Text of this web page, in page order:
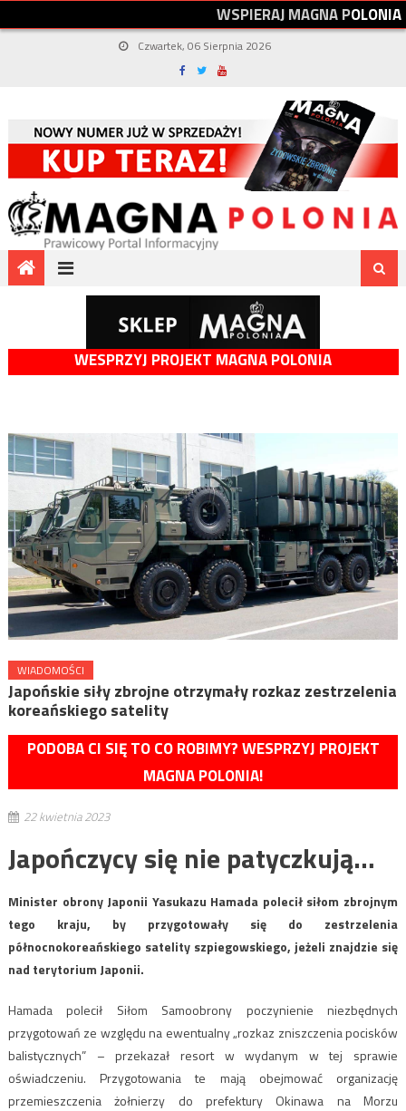
WSPIERAJMAGNAPOLONIA
Czwartek, 06 Sierpnia 2026
WESPRZYJ PROJEKT MAGNA POLONIA
WIADOMOŚCI
Japońskie siły zbrojne otrzymały rozkaz zestrzelenia
koreańskiego satelity
PODOBA CI SIĘ TO CO ROBIMY? WESPRZYJ PROJEKT
MAGNA POLONIA!
22 kwietnia 2023
Japończycy się nie patyczkują…
Minister obrony Japonii Yasukazu Hamada polecił siłom zbrojnym
tego kraju, by przygotowały się do zestrzelenia
północnokoreańskiego satelity szpiegowskiego, jeżeli znajdzie się
nad terytorium Japonii.
Hamada polecił Siłom Samoobrony poczynienie niezbędnych
przygotowań ze względu na ewentualny „rozkaz zniszczenia pocisków
balistycznych” – przekazał resort w wydanym w tej sprawie
oświadczeniu. Przygotowania te mają obejmować organizację
przemieszczenia żołnierzy do prefektury Okinawa na Morzu